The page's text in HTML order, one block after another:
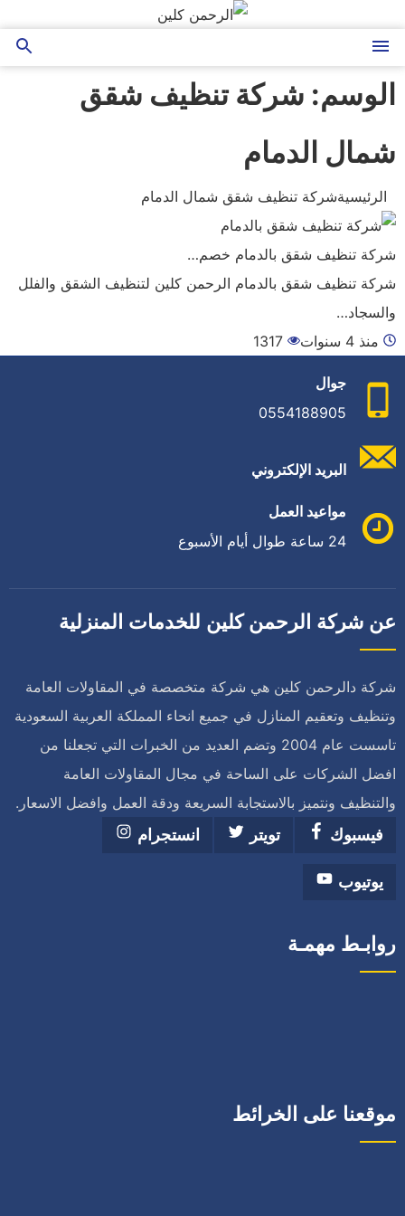
إلى
المحتوى
القائمة
بحث
الوسم: شركة تنظيف شقق
شمال الدمام
الرئيسيةشركة تنظيف شقق شمال الدمام
شركة تنظيف شقق بالدمام خصم…
شركة تنظيف شقق بالدمام الرحمن كلين لتنظيف الشقق والفلل
والسجاد…
منذ 4 سنوات
1317
جوال
0554188905
البريد الإلكتروني
مواعيد العمل
24 ساعة طوال أيام الأسبوع
عن شركة الرحمن كلين للخدمات المنزلية
شركة دالرحمن كلين هي شركة متخصصة في المقاولات العامة
وتنظيف وتعقيم المنازل في جميع انحاء المملكة العربية السعودية
تاسست عام 2004 وتضم العديد من الخبرات التي تجعلنا من
افضل الشركات على الساحة في مجال المقاولات العامة
والتنظيف ونتميز بالاستجابة السريعة ودقة العمل وافضل الاسعار.
فيسبوك
تويتر انستجرام
يوتيوب
روابـط مهمـة
موقعنا على الخرائط